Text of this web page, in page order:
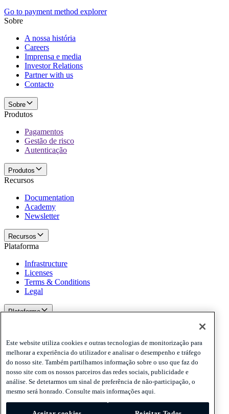
Go to payment method explorer
Sobre
A nossa história
Careers
Imprensa e media
Investor Relations
Partner with us
Contacto
Sobre
Produtos
Pagamentos
Gestão de risco
Autenticação
Produtos
Recursos
Documentation
Academy
Newsletter
Recursos
Plataforma
Infrastructure
Licenses
Terms & Conditions
Legal
Plataforma
Privacy
Cookies
Disclaimer
Políticas e aviso de isenção de responsabilidade
Assine nossa newsletter Assine nossa newsletter
Assine nossa
newsletter
Este website utiliza cookies e outras tecnologias de monitorização para
melhorar a experiência do utilizador e analisar o desempenho e tráfego
do nosso site. Também partilhamos informação sobre o uso que faz do
nosso site com os nossos parceiros das redes sociais, publicidade e
análise. Se detetarmos um sinal de preferência de não-participação, o
mesmo será honrado. Consulte mais informações aqui.